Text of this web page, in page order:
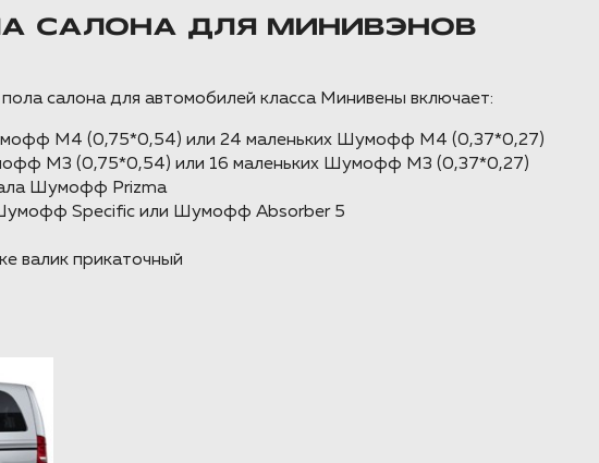
САЛОНА ДЛЯ МИНИВЭНОВ
салона для автомобилей класса Минивены включает:
М4 (0,75*0,54) или 24 маленьких Шумофф М4 (0,37*0,27)
М3 (0,75*0,54) или 16 маленьких Шумофф М3 (0,37*0,27)
Шумофф Prizma
Specific или Шумофф Absorber 5
валик прикаточный